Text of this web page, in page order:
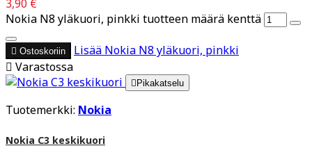
3,90 €
Nokia N8 yläkuori, pinkki tuotteen määrä kenttä
 Ostoskoriin Lisää Nokia N8 yläkuori, pinkki
 Varastossa
Pikakatselu
Tuotemerkki: Nokia
Nokia C3 keskikuori